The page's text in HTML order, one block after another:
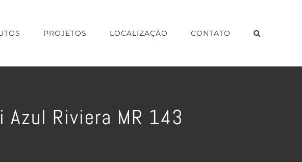
PROJETOS LOCALIZAÇÃO CONTATO
Riviera MR 143